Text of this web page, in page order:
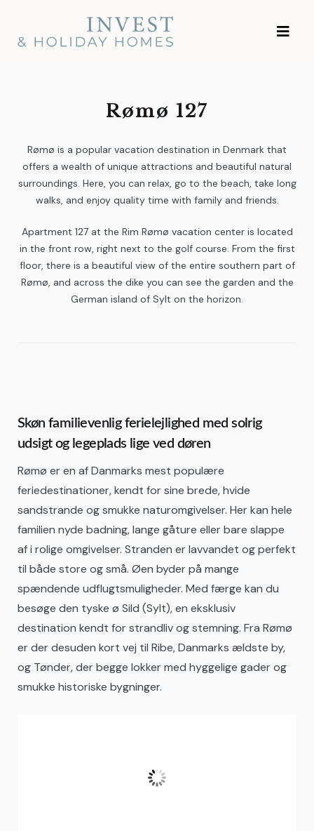
content
Investment and
Vacation Homes
Rømø 127
Rømø is a popular vacation destination in Denmark that
offers a wealth of unique attractions and beautiful natural
surroundings. Here, you can relax, go to the beach, take long
walks, and enjoy quality time with family and friends.
Apartment 127 at the Rim Rømø vacation center is located
in the front row, right next to the golf course. From the first
floor, there is a beautiful view of the entire southern part of
Rømø, and across the dike you can see the garden and the
German island of Sylt on the horizon.
Skøn familievenlig ferielejlighed med solrig
udsigt og legeplads lige ved døren
Rømø er en af Danmarks mest populære
feriedestinationer, kendt for sine brede, hvide
sandstrande og smukke naturomgivelser. Her kan hele
familien nyde badning, lange gåture eller bare slappe
af i rolige omgivelser. Stranden er lavvandet og perfekt
til både store og små. Øen byder på mange
spændende udflugtsmuligheder. Med færge kan du
besøge den tyske ø Sild (Sylt), en eksklusiv
destination kendt for strandliv og stemning. Fra Rømø
er der desuden kort vej til Ribe, Danmarks ældste by,
og Tønder, der begge lokker med hyggelige gader og
smukke historiske bygninger.
19